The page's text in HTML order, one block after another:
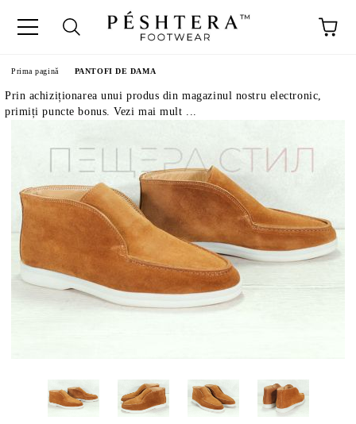
Prima pagină PANTOFI DE DAMA
Prin achiziționarea unui produs din magazinul nostru electronic,
primiți puncte bonus. Vezi mai mult ...